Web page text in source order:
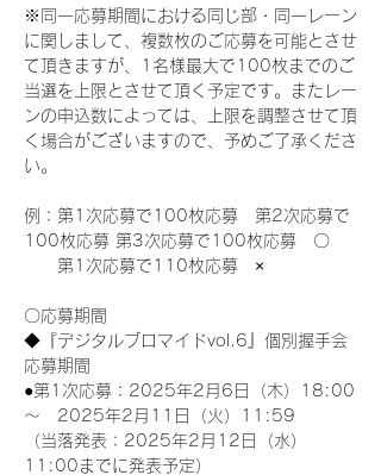
※同一応募期間における同じ部・同一レーン
に関しまして、複数枚のご応募を可能とさせ
て頂きますが、1名様最大で100枚までのご
当選を上限とさせて頂く予定です。またレー
ンの申込数によっては、上限を調整させて頂
く場合がございますので、予めご了承くださ
い。
例：第1次応募で100枚応募　第2次応募で
100枚応募 第3次応募で100枚応募　〇
第1次応募で110枚応募　×
〇応募期間
◆『デジタルブロマイドvol.6』個別握手会
応募期間
●第1次応募：2025年2月6日（木）18:00
～　2025年2月11日（火）11:59
（当落発表：2025年2月12日（水）
11:00までに発表予定）